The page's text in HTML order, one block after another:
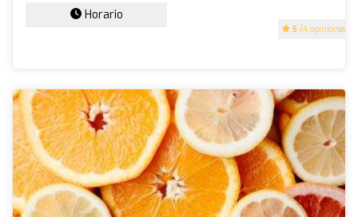
5 (4 opiniones)
Horario